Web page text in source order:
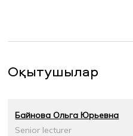
Оқытушылар
Байнова Ольга Юрьевна
Senior lecturer